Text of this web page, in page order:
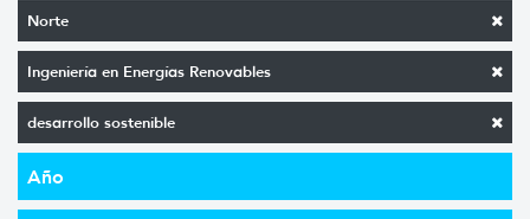
Norte
Ingeniería en Energías Renovables
desarrollo sostenible
Año